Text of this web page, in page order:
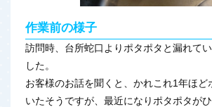
作業前の様子
訪問時、台所蛇口よりポタポタと漏れて
した。
お客様のお話を聞くと、かれこれ1年ほど
いたそうですが、最近になりポタポタが